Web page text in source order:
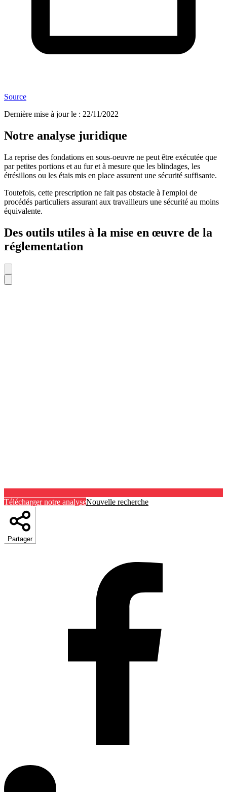
Source
Dernière mise à jour le : 22/11/2022
Notre analyse juridique
La reprise des fondations en sous-oeuvre ne peut être exécutée que
par petites portions et au fur et à mesure que les blindages, les
étrésillons ou les étais mis en place assurent une sécurité suffisante.
Toutefois, cette prescription ne fait pas obstacle à l'emploi de
procédés particuliers assurant aux travailleurs une sécurité au moins
équivalente.
Des outils utiles à la mise en œuvre de la
réglementation
Télécharger notre analyseNouvelle recherche
Partager